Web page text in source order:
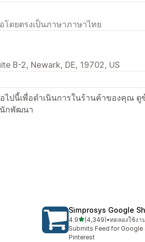
ดยตรงเป็นภาษาภาษาไทย
B-2, Newark, DE, 19702, US
ไปนี้เพื่อดำเนินการในร้านค้าของคุณ ดู
กพัฒนา
Simprosys Google
4.9เต็ม 5 ดาว
(4,349)
ทั้งหมด 4349 รีวิว
•ทดลองใช้งา
Submits Feed for
Pinterest